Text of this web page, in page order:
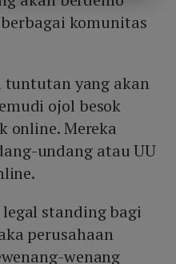
komunitas
tuntutan yang akan
ojol besok
online. Mereka
undang atau UU
standing bagi
perusahaan
wenang